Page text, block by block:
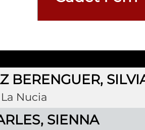
BERENGUER,
La Nucia
SIENNA